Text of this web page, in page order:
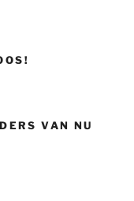
VAN NU